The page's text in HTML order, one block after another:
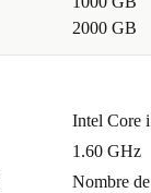
2000 GB
Intel Core
1.60 GHz
Nombre